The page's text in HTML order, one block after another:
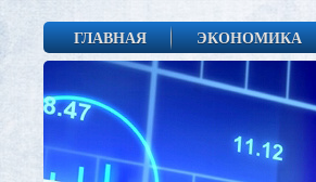
ГЛАВНАЯ ЭКОНОМИКА